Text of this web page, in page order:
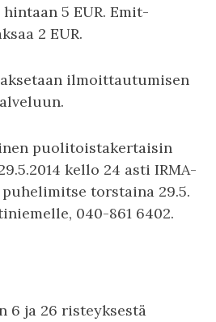
5 EUR. Emit-
2 EUR.
ilmoittautumisen
puolitoistakertaisin
kello 24 asti IRMA-
torstaina 29.5.
040-861 6402.
6 ja 26 risteyksestä